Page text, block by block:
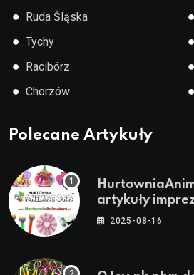
● Ruda Śląska
● Tychy
● Racibórz
● Chorzów
●
●
●
●
Polecane Artykuły
artykuły
stroje i
2025-08-16